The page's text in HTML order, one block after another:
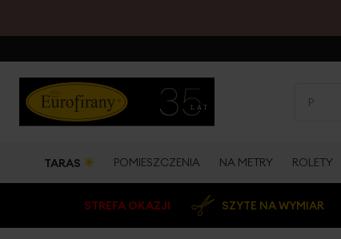
TARAS ☀ POMIESZCZENIA NA METRY ROLETY
STREFA OKAZJI SZYTE NA WYMIAR